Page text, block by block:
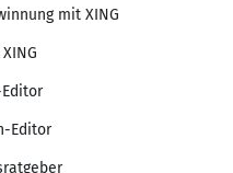
mit XING
Editor